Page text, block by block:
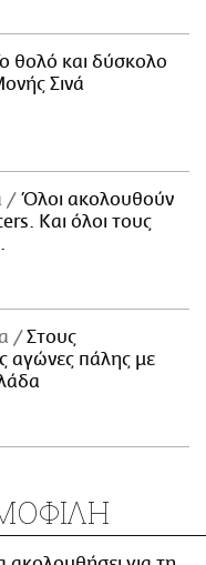
θολό και δύσκολο
Σινά
Όλοι ακολουθούν
Και όλοι τους
Στους
αγώνες πάλης με